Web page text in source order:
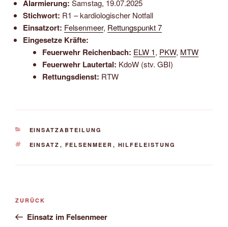
Alarmierung: Samstag, 19.07.2025
Stichwort: R1 – kardiologischer Notfall
Einsatzort: Felsenmeer, Rettungspunkt 7
Eingesetze Kräfte:
Feuerwehr Reichenbach: ELW 1, PKW, MTW
Feuerwehr Lautertal: KdoW (stv. GBI)
Rettungsdienst: RTW
KATEGORIEN
EINSATZABTEILUNG
SCHLAGWÖRTER
EINSATZ , FELSENMEER , HILFELEISTUNG
Beitragsnavigation
Vorheriger
Beitrag
ZURÜCK
Einsatz im Felsenmeer